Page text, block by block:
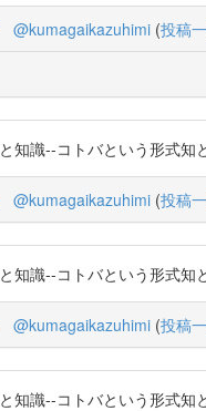
@kumagaikazuhimi (投稿
知識--コトバという形式
@kumagaikazuhimi (投稿
知識--コトバという形式
@kumagaikazuhimi (投稿
知識--コトバという形式